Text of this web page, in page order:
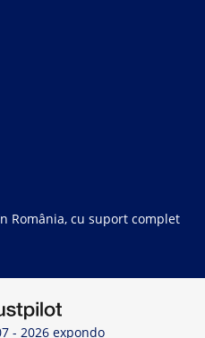
România, cu suport complet
- 2026 expondo